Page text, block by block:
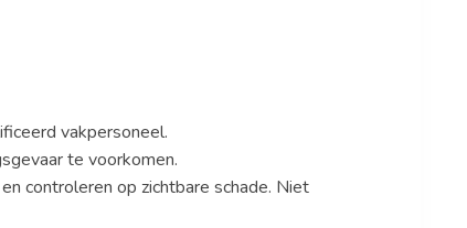
vakpersoneel.
te voorkomen.
controleren op zichtbare schade. Niet